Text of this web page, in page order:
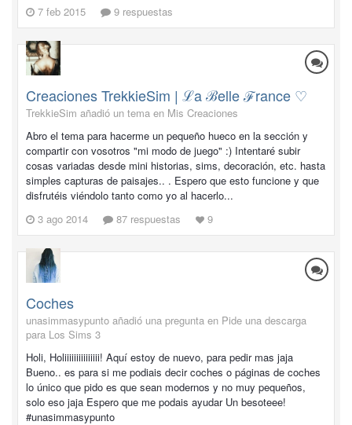
7 feb 2015 9 respuestas
Creaciones TrekkieSim | ℒa ℬelle ℱrance ♡
TrekkieSim añadió un tema en Mis Creaciones
Abro el tema para hacerme un pequeño hueco en la sección y
compartir con vosotros "mi modo de juego" :) Intentaré subir
cosas variadas desde mini historias, sims, decoración, etc. hasta
simples capturas de paisajes.. . Espero que esto funcione y que
disfrutéis viéndolo tanto como yo al hacerlo...
3 ago 2014
87 respuestas 9
Coches
unasimmasypunto añadió una pregunta en Pide una descarga
para Los Sims 3
Holi, Holiiiiiiiiiiiiiii! Aquí estoy de nuevo, para pedir mas jaja
Bueno.. es para si me podiais decir coches o páginas de coches
lo único que pido es que sean modernos y no muy pequeños,
solo eso jaja Espero que me podais ayudar Un besoteee!
#unasimmasypunto